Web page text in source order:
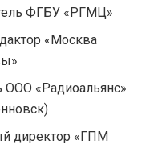
ФГБУ «РГМЦ»
«Москва
ООО «Радиоальянс»
директор «ГПМ